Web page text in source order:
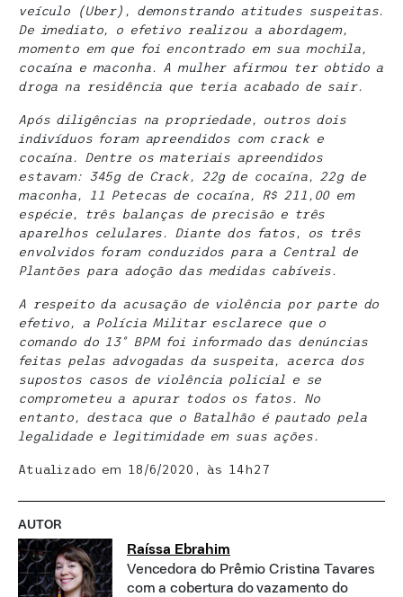
veículo (Uber), demonstrando atitudes suspeitas.
De imediato, o efetivo realizou a abordagem,
momento em que foi encontrado em sua mochila,
cocaína e maconha. A mulher afirmou ter obtido a
droga na residência que teria acabado de sair.
Após diligências na propriedade, outros dois
indivíduos foram apreendidos com crack e
cocaína. Dentre os materiais apreendidos
estavam: 345g de Crack, 22g de cocaína, 22g de
maconha, 11 Petecas de cocaína, R$ 211,00 em
espécie, três balanças de precisão e três
aparelhos celulares. Diante dos fatos, os três
envolvidos foram conduzidos para a Central de
Plantões para adoção das medidas cabíveis.
A respeito da acusação de violência por parte do
efetivo, a Polícia Militar esclarece que o
comando do 13º BPM foi informado das denúncias
feitas pelas advogadas da suspeita, acerca dos
supostos casos de violência policial e se
comprometeu a apurar todos os fatos. No
entanto, destaca que o Batalhão é pautado pela
legalidade e legitimidade em suas ações.
Atualizado em 18/6/2020, às 14h27
AUTOR
Raíssa Ebrahim
Vencedora do Prêmio Cristina Tavares
com a cobertura do vazamento do